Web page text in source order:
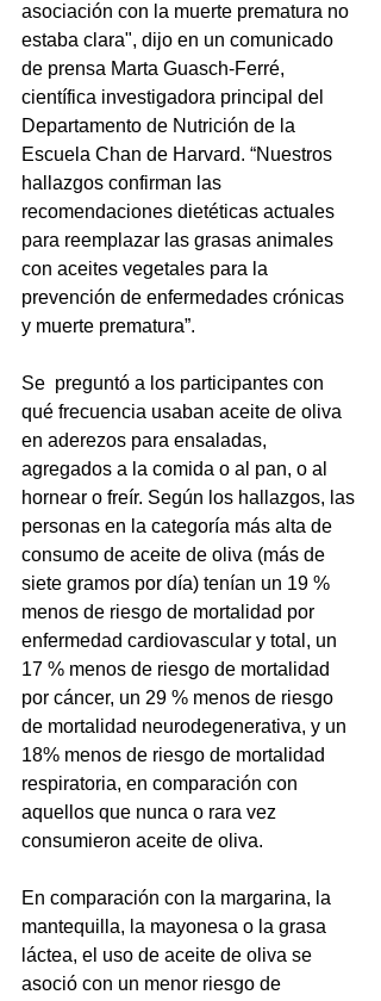
asociación con la muerte prematura no
estaba clara", dijo en un comunicado
de prensa Marta Guasch-Ferré,
científica investigadora principal del
Departamento de Nutrición de la
Escuela Chan de Harvard. “Nuestros
hallazgos confirman las
recomendaciones dietéticas actuales
para reemplazar las grasas animales
con aceites vegetales para la
prevención de enfermedades crónicas
y muerte prematura”.
Se  preguntó a los participantes con
qué frecuencia usaban aceite de oliva
en aderezos para ensaladas,
agregados a la comida o al pan, o al
hornear o freír. Según los hallazgos, las
personas en la categoría más alta de
consumo de aceite de oliva (más de
siete gramos por día) tenían un 19 %
menos de riesgo de mortalidad por
enfermedad cardiovascular y total, un
17 % menos de riesgo de mortalidad
por cáncer, un 29 % menos de riesgo
de mortalidad neurodegenerativa, y un
18% menos de riesgo de mortalidad
respiratoria, en comparación con
aquellos que nunca o rara vez
consumieron aceite de oliva.
En comparación con la margarina, la
mantequilla, la mayonesa o la grasa
láctea, el uso de aceite de oliva se
asoció con un menor riesgo de